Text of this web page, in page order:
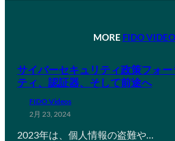
MORE FIDO
サイバーセキュリティ政策フォ
ティ、認証器、そして前途へ
FIDO Videos
2月 23, 2024
2023年は、個人情報の盗難や…